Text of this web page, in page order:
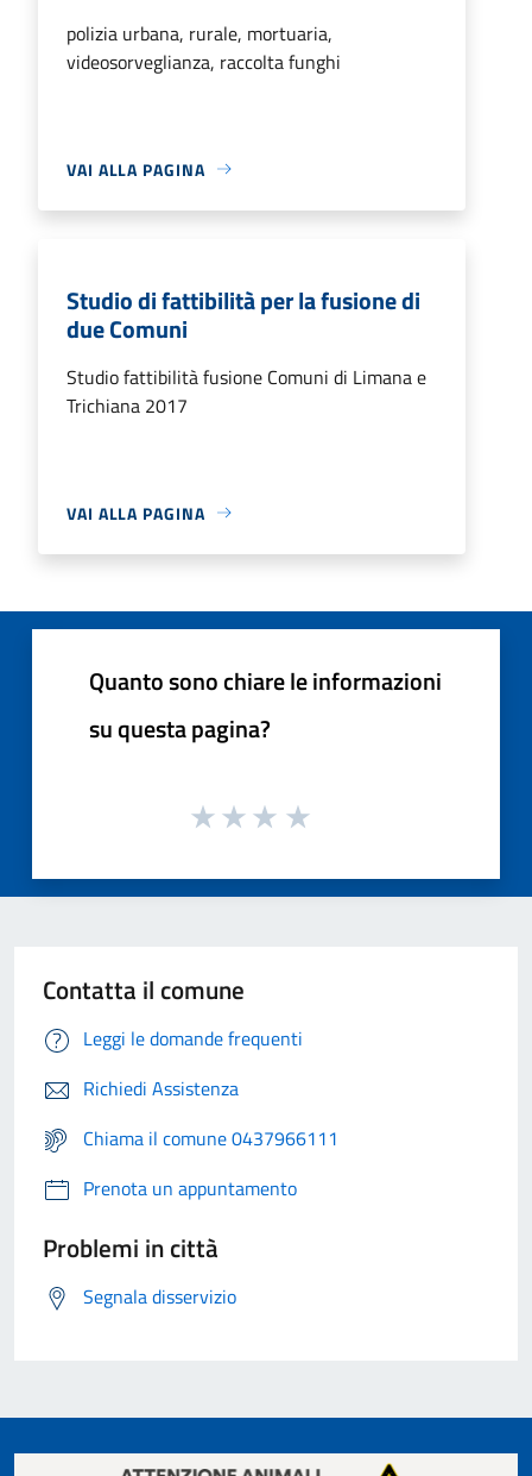
polizia urbana, rurale, mortuaria,
videosorveglianza, raccolta funghi
VAI ALLA PAGINA
Studio di fattibilità per la fusione di
due Comuni
Studio fattibilità fusione Comuni di Limana e
Trichiana 2017
VAI ALLA PAGINA
Quanto sono chiare le informazioni
su questa pagina?
Contatta il comune
Leggi le domande frequenti
Richiedi Assistenza
Chiama il comune 0437966111
Prenota un appuntamento
Problemi in città
Segnala disservizio